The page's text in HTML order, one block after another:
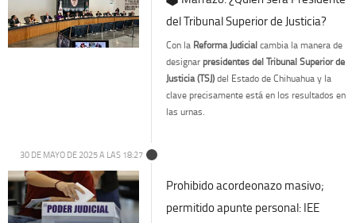
del Tribunal Superior de Justicia?
Con la Reforma Judicialcambia la manera de
designar presidentes del Tribunal Superior de
Justicia (TSJ)del Estado de Chihuahua y la
clave precisamente está en los resultados en
las urnas.
30 DE MAYO DE 2025 A LAS 18:27
Prohibido acordeonazo masivo;
permitido apunte personal: IEE